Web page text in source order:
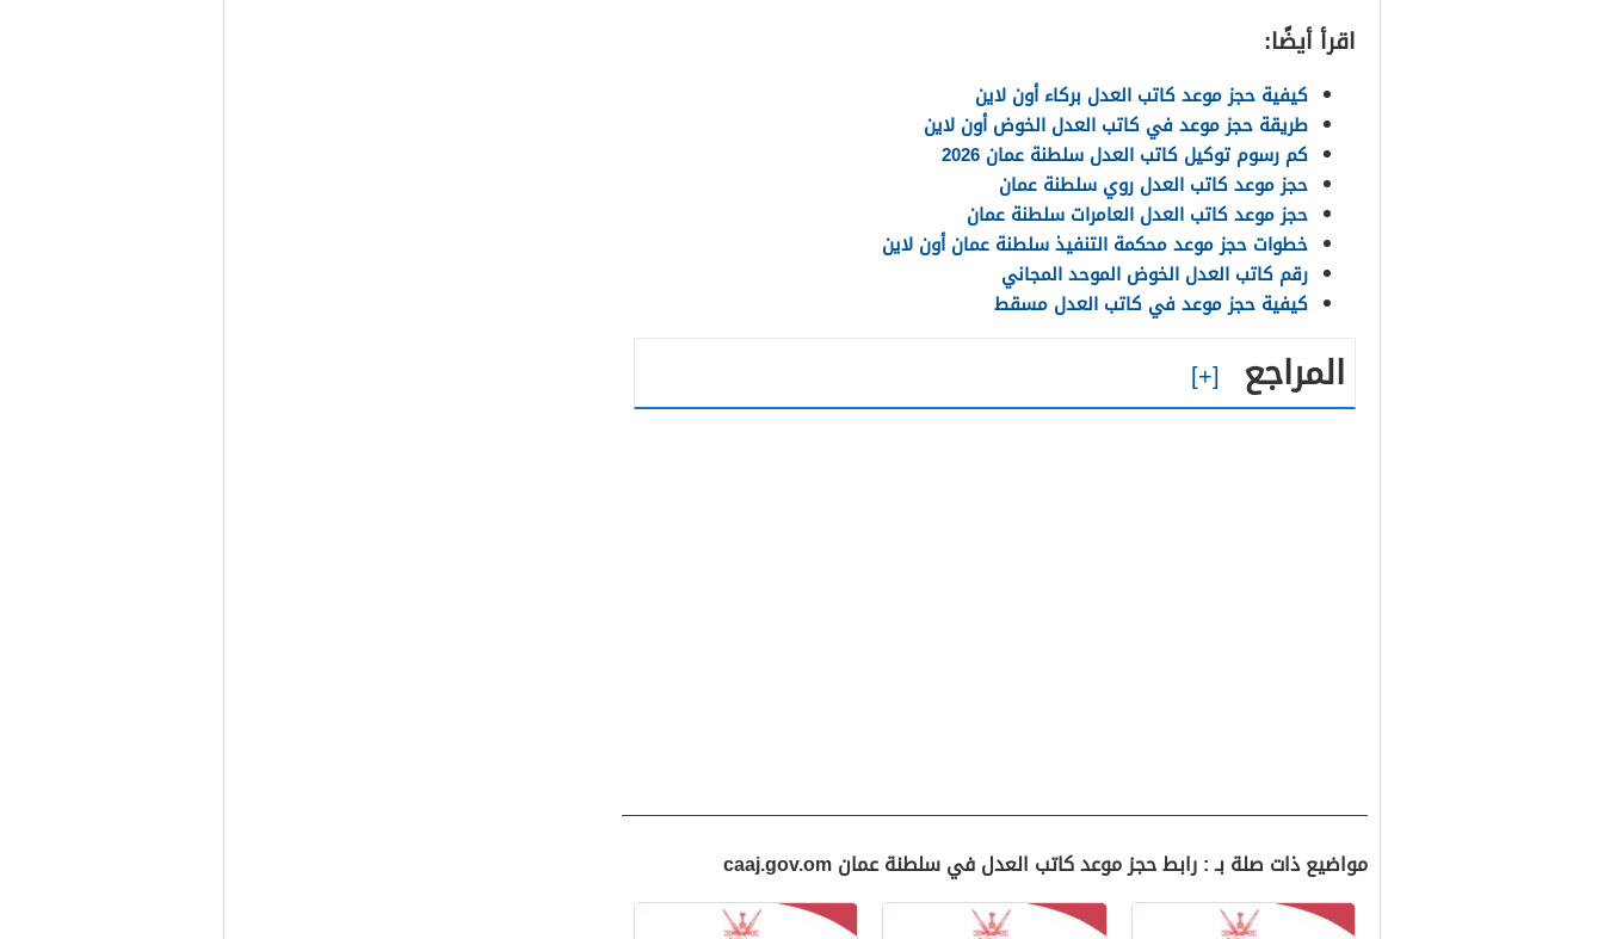
اقرأ أيضًا:
كيفية حجز موعد كاتب العدل بركاء أون لاين
طريقة حجز موعد في كاتب العدل الخوض أون لاين
كم رسوم توكيل كاتب العدل سلطنة عمان 2026
حجز موعد كاتب العدل روي سلطنة عمان
حجز موعد كاتب العدل العامرات سلطنة عمان
خطوات حجز موعد محكمة التنفيذ سلطنة عمان أون لاين
رقم كاتب العدل الخوض الموحد المجاني
كيفية حجز موعد في كاتب العدل مسقط
المراجع
مواضيع ذات صلة بـ : رابط حجز موعد كاتب العدل في سلطنة عمان caaj.gov.om